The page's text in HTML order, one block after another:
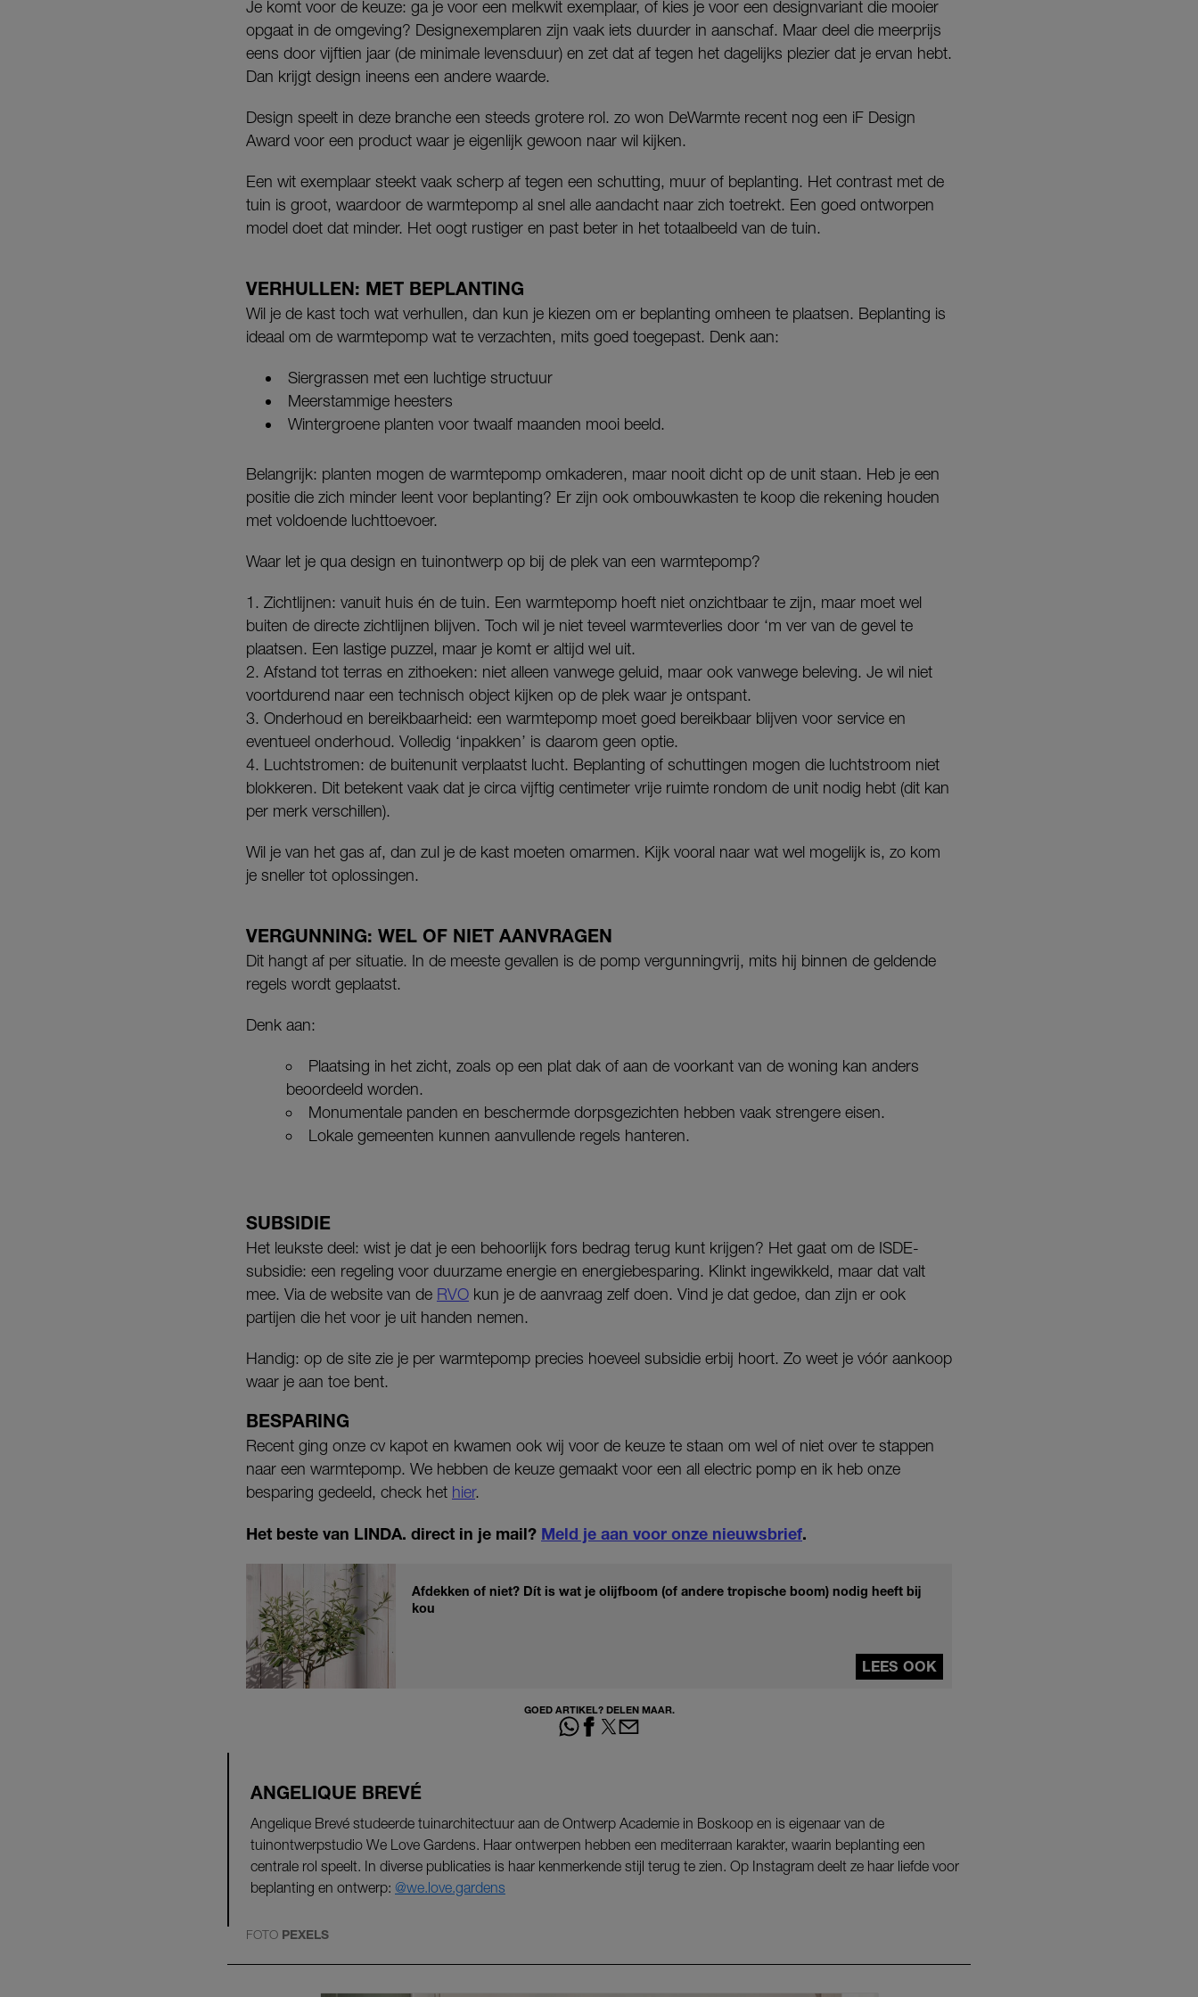
Je komt voor de keuze: ga je voor een melkwit exemplaar, of kies je voor een designvariant die mooier
opgaat in de omgeving? Designexemplaren zijn vaak iets duurder in aanschaf. Maar deel die meerprijs
eens door vijftien jaar (de minimale levensduur) en zet dat af tegen het dagelijks plezier dat je ervan hebt.
Dan krijgt design ineens een andere waarde.
Design speelt in deze branche een steeds grotere rol. zo won DeWarmte recent nog een iF Design
Award voor een product waar je eigenlijk gewoon naar wil kijken.
Een wit exemplaar steekt vaak scherp af tegen een schutting, muur of beplanting. Het contrast met de
tuin is groot, waardoor de warmtepomp al snel alle aandacht naar zich toetrekt. Een goed ontworpen
model doet dat minder. Het oogt rustiger en past beter in het totaalbeeld van de tuin.
VERHULLEN: MET BEPLANTING
Wil je de kast toch wat verhullen, dan kun je kiezen om er beplanting omheen te plaatsen. Beplanting is
ideaal om de warmtepomp wat te verzachten, mits goed toegepast. Denk aan:
Siergrassen met een luchtige structuur
Meerstammige heesters
Wintergroene planten voor twaalf maanden mooi beeld.
Belangrijk: planten mogen de warmtepomp omkaderen, maar nooit dicht op de unit staan. Heb je een
positie die zich minder leent voor beplanting? Er zijn ook ombouwkasten te koop die rekening houden
met voldoende luchttoevoer.
Waar let je qua design en tuinontwerp op bij de plek van een warmtepomp?
1. Zichtlijnen: vanuit huis én de tuin. Een warmtepomp hoeft niet onzichtbaar te zijn, maar moet wel
buiten de directe zichtlijnen blijven. Toch wil je niet teveel warmteverlies door ‘m ver van de gevel te
plaatsen. Een lastige puzzel, maar je komt er altijd wel uit.
2. Afstand tot terras en zithoeken: niet alleen vanwege geluid, maar ook vanwege beleving. Je wil niet
voortdurend naar een technisch object kijken op de plek waar je ontspant.
3. Onderhoud en bereikbaarheid: een warmtepomp moet goed bereikbaar blijven voor service en
eventueel onderhoud. Volledig ‘inpakken’ is daarom geen optie.
4. Luchtstromen: de buitenunit verplaatst lucht. Beplanting of schuttingen mogen die luchtstroom niet
blokkeren. Dit betekent vaak dat je circa vijftig centimeter vrije ruimte rondom de unit nodig hebt (dit kan
per merk verschillen).
Wil je van het gas af, dan zul je de kast moeten omarmen. Kijk vooral naar wat wel mogelijk is, zo kom
je sneller tot oplossingen.
VERGUNNING: WEL OF NIET AANVRAGEN
Dit hangt af per situatie. In de meeste gevallen is de pomp vergunningvrij, mits hij binnen de geldende
regels wordt geplaatst.
Denk aan:
Plaatsing in het zicht, zoals op een plat dak of aan de voorkant van de woning kan anders
beoordeeld worden.
Monumentale panden en beschermde dorpsgezichten hebben vaak strengere eisen.
Lokale gemeenten kunnen aanvullende regels hanteren.
SUBSIDIE
Het leukste deel: wist je dat je een behoorlijk fors bedrag terug kunt krijgen? Het gaat om de ISDE-
subsidie: een regeling voor duurzame energie en energiebesparing. Klinkt ingewikkeld, maar dat valt
mee. Via de website van de RVO kun je de aanvraag zelf doen. Vind je dat gedoe, dan zijn er ook
partijen die het voor je uit handen nemen.
Handig: op de site zie je per warmtepomp precies hoeveel subsidie erbij hoort. Zo weet je vóór aankoop
waar je aan toe bent.
BESPARING
Recent ging onze cv kapot en kwamen ook wij voor de keuze te staan om wel of niet over te stappen
naar een warmtepomp. We hebben de keuze gemaakt voor een all electric pomp en ik heb onze
besparing gedeeld, check het hier.
Het beste van LINDA. direct in je mail? Meld je aan voor onze nieuwsbrief.
Afdekken of niet? Dít is wat je olijfboom (of andere tropische boom) nodig heeft bij
kou
LEES OOK
GOED ARTIKEL? DELEN MAAR.
ANGELIQUE BREVÉ
Angelique Brevé studeerde tuinarchitectuur aan de Ontwerp Academie in Boskoop en is eigenaar van de
tuinontwerpstudio We Love Gardens. Haar ontwerpen hebben een mediterraan karakter, waarin beplanting een
centrale rol speelt. In diverse publicaties is haar kenmerkende stijl terug te zien. Op Instagram deelt ze haar liefde voor
beplanting en ontwerp: @we.love.gardens
FOTO PEXELS